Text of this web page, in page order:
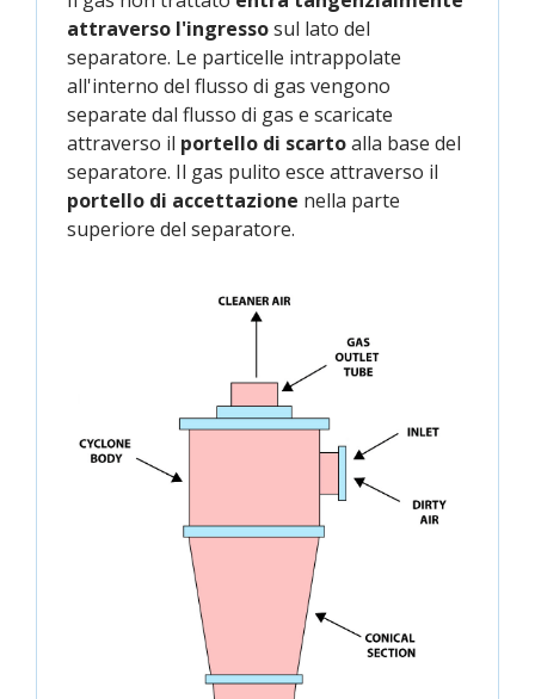
attraverso l'ingressosul lato del
separatore. Le particelle intrappolate
all'interno del flusso di gas vengono
separate dal flusso di gas e scaricate
attraverso il portello di scartoalla base del
separatore. Il gas pulito esce attraverso il
portello di accettazione nella parte
superiore del separatore.